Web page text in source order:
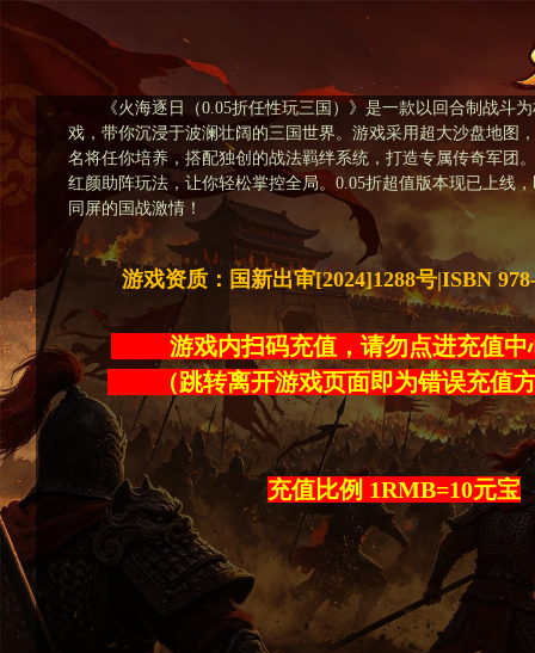
《火海逐日（0.05折任性玩三国）》是一款以回合制战斗
戏，带你沉浸于波澜壮阔的三国世界。游戏采用超大沙盘地图
名将任你培养，搭配独创的战法羁绊系统，打造专属传奇军团
红颜助阵玩法，让你轻松掌控全局。0.05折超值版本现已上线
同屏的国战激情！
游戏资质：国新出审[2024]1288号|ISBN
游戏内扫码充值，请勿点进充
（跳转离开游戏页面即为错误
充值比例 1RMB=10元宝